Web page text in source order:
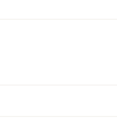
opciones antes